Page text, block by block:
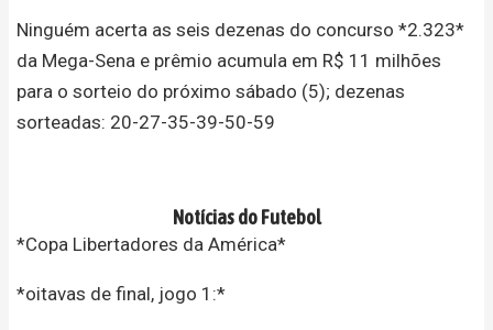
Ninguém acerta as seis dezenas do concurso *2.323*
da Mega-Sena e prêmio acumula em R$ 11 milhões
para o sorteio do próximo sábado (5); dezenas
sorteadas: 20-27-35-39-50-59
Notícias do Futebol
*Copa Libertadores da América*
*oitavas de final, jogo 1:*